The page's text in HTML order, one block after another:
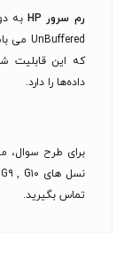
رم سرور HP
که این قابلیت
داده‌ها را دارد.
تماس بگیرید.